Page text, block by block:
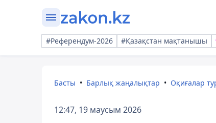
#Референдум-2026 #Қазақстан мақтанышы
Басты Барлық жаңалықтар Оқиғалар
12:47, 19 маусым 2026